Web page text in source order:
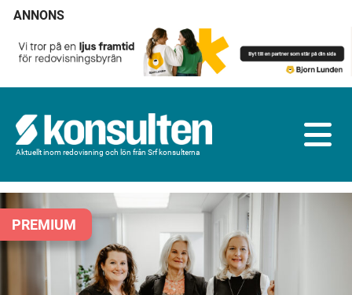
ANNONS
Aktuellt inom redovisning och lön från Srf konsulterna
PREMIUM